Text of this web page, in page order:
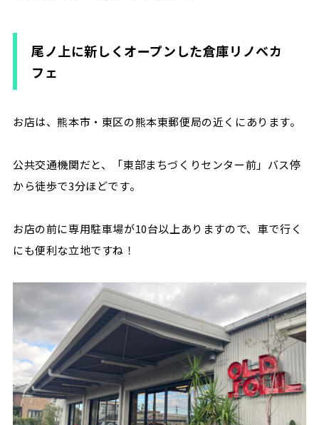
尾ノ上に新しくオープンした倉庫リノベカ
フェ
お店は、熊本市・東区の熊本東郵便局の近くにあります。
公共交通機関だと、「東部まちづくりセンター前」バス停
から徒歩で3分ほどです。
お店の前に専用駐車場が10台以上ありますので、車で行く
にも便利な立地ですね！